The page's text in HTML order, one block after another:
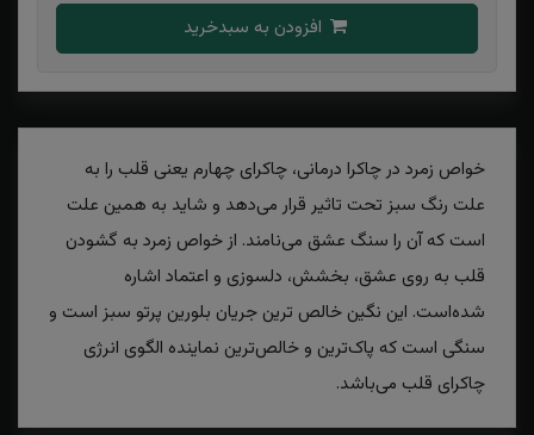
خواص زمرد در چاکرا درمانی، چاکرای چهارم یعنی قلب را به
علت رنگ سبز تحت تاثیر قرار می‌دهد و شاید به همین علت
است که آن را سنگ عشق می‌نامند. از خواص زمرد به گشودن
قلب به روی عشق، بخشش، دلسوزی و اعتماد اشاره
شده‌است. این نگین خالص ترین جریان بلورین پرتو سبز است و
سنگی است که پاک‌ترین و خالص‌ترین نماینده الگوی انرژی
چاکرای قلب می‌باشد.